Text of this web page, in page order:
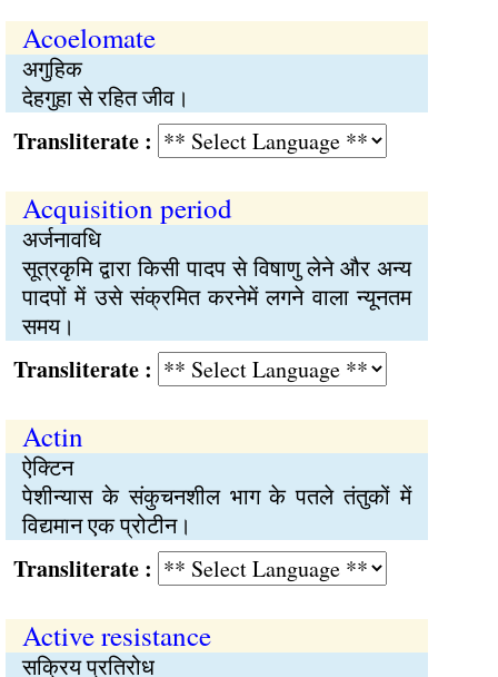
Acoelomate
अगुहिक
देहगुहा से रहित जीव।
:
Acquisition period
अर्जनावधि
सूत्रकृमि द्वारा किसी पादप से विषाणु लेने और अन्य
पादपों में उसे संक्रमित करनेमें लगने वाला न्यूनतम
समय।
:
Actin
ऐक्टिन
पेशीन्यास के संकुचनशील भाग के पतले तंतुकों में
विद्यमान एक प्रोटीन।
:
Active resistance
सक्रिय प्रतिरोध